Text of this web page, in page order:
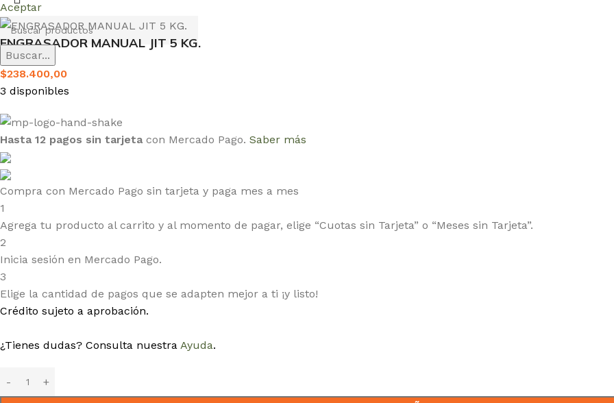
Buscar...
Aceptar
ENGRASADOR MANUAL JIT 5 KG.
$238.400,00
3 disponibles
Hasta 12 pagos sin tarjeta con Mercado Pago. Saber más
Compra con Mercado Pago sin tarjeta y paga mes a mes
1
Agrega tu producto al carrito y al momento de pagar, elige “Cuotas sin Tarjeta” o “Meses sin Tarjeta”.
2
Inicia sesión en Mercado Pago.
3
Elige la cantidad de pagos que se adapten mejor a ti ¡y listo!
Crédito sujeto a aprobación.
¿Tienes dudas? Consulta nuestra Ayuda.